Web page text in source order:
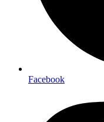
Facebook